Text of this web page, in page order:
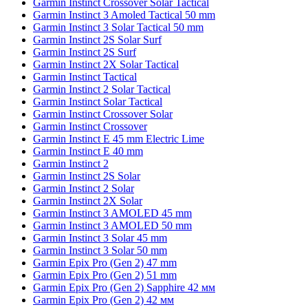
Garmin Instinct Crossover Solar Tactical
Garmin Instinct 3 Amoled Tactical 50 mm
Garmin Instinct 3 Solar Tactical 50 mm
Garmin Instinct 2S Solar Surf
Garmin Instinct 2S Surf
Garmin Instinct 2X Solar Tactical
Garmin Instinct Tactical
Garmin Instinct 2 Solar Tactical
Garmin Instinct Solar Tactical
Garmin Instinct Crossover Solar
Garmin Instinct Crossover
Garmin Instinct E 45 mm Electric Lime
Garmin Instinct E 40 mm
Garmin Instinct 2
Garmin Instinct 2S Solar
Garmin Instinct 2 Solar
Garmin Instinct 2X Solar
Garmin Instinct 3 AMOLED 45 mm
Garmin Instinct 3 AMOLED 50 mm
Garmin Instinct 3 Solar 45 mm
Garmin Instinct 3 Solar 50 mm
Garmin Epix Pro (Gen 2) 47 mm
Garmin Epix Pro (Gen 2) 51 mm
Garmin Epix Pro (Gen 2) Sapphire 42 мм
Garmin Epix Pro (Gen 2) 42 мм